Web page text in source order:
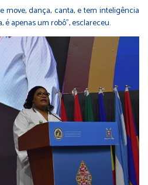
move, dança, canta, e tem inteligência
é apenas um robô”, esclareceu.